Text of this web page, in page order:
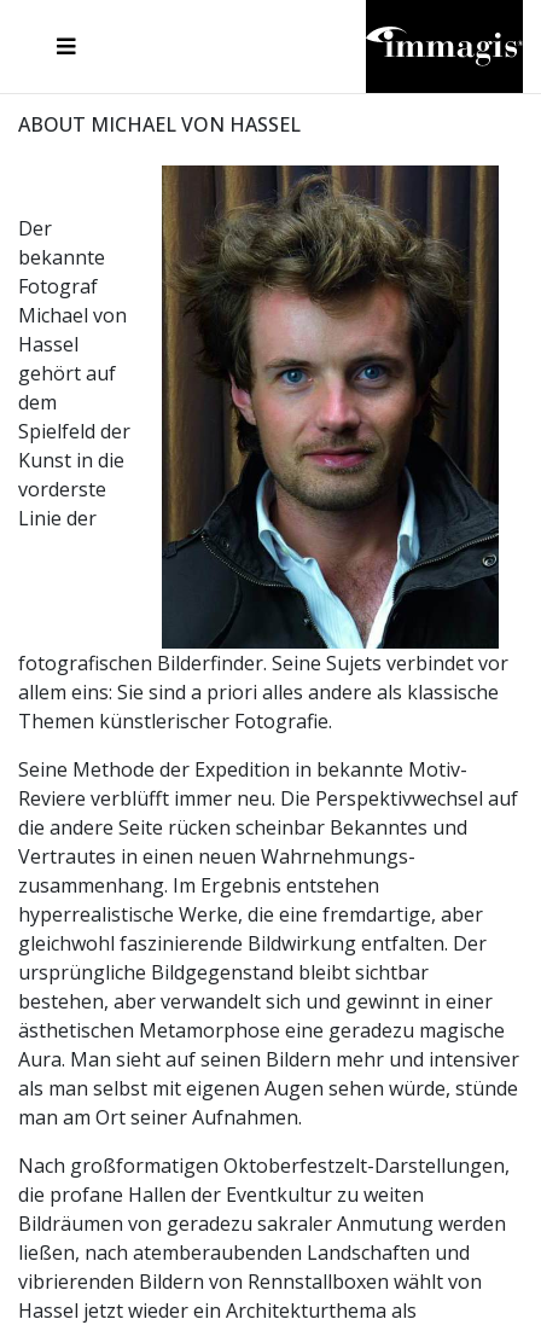
ABOUT MICHAEL VON HASSEL
Der
bekannte
Fotograf
Michael von
Hassel
gehört auf
dem
Spielfeld der
Kunst in die
vorderste
Linie der
fotografischen Bilderfinder. Seine Sujets verbindet vor
allem eins: Sie sind a priori alles andere als klassische
Themen künstlerischer Fotografie.
Seine Methode der Expedition in bekannte Motiv-
Reviere verblüfft immer neu. Die Perspektivwechsel auf
die andere Seite rücken scheinbar Bekanntes und
Vertrautes in einen neuen Wahrnehmungs-
zusammenhang. Im Ergebnis entstehen
hyperrealistische Werke, die eine fremdartige, aber
gleichwohl faszinierende Bildwirkung entfalten. Der
ursprüngliche Bildgegenstand bleibt sichtbar
bestehen, aber verwandelt sich und gewinnt in einer
ästhetischen Metamorphose eine geradezu magische
Aura. Man sieht auf seinen Bildern mehr und intensiver
als man selbst mit eigenen Augen sehen würde, stünde
man am Ort seiner Aufnahmen.
Nach großformatigen Oktoberfestzelt-Darstellungen,
die profane Hallen der Eventkultur zu weiten
Bildräumen von geradezu sakraler Anmutung werden
ließen, nach atemberaubenden Landschaften und
vibrierenden Bildern von Rennstallboxen wählt von
Hassel jetzt wieder ein Architekturthema als